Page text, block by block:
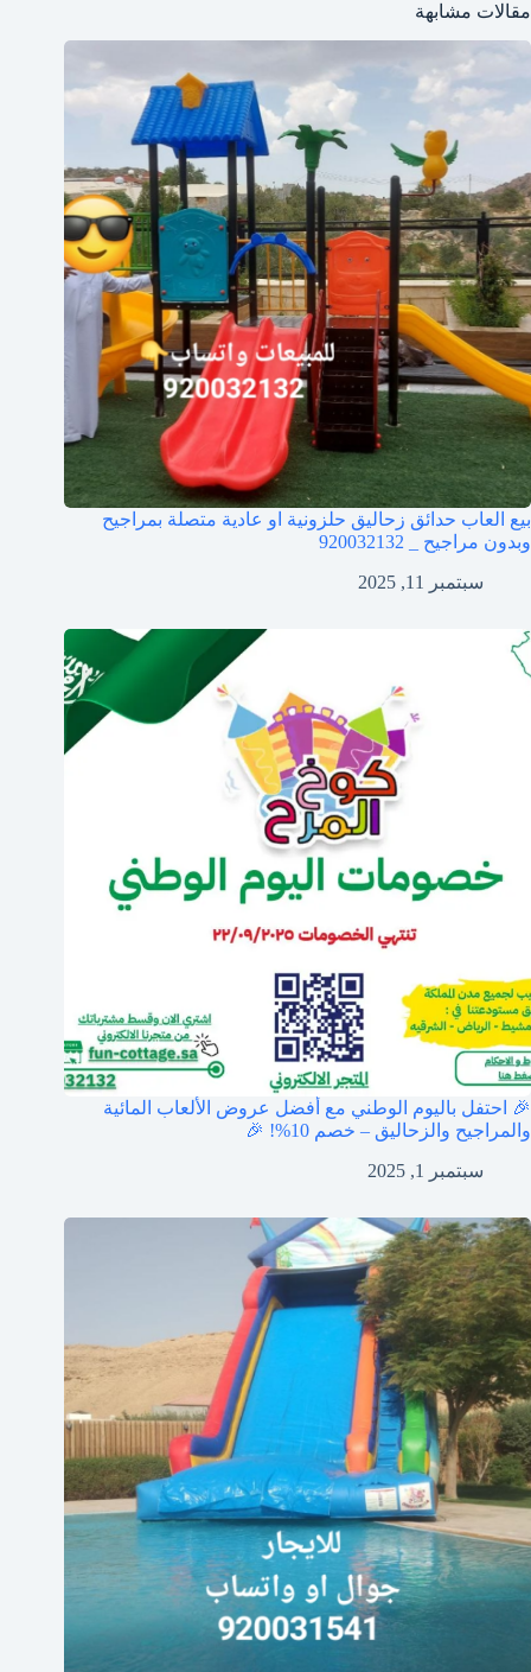
مقالات مشابهة
بيع العاب حدائق زحاليق حلزونية او عادية متصلة بمراجيح
وبدون مراجيح _ 920032132
سبتمبر 11, 2025
🎉 احتفل باليوم الوطني مع أفضل عروض الألعاب المائية
والمراجيح والزحاليق – خصم 10%! 🎉
سبتمبر 1, 2025